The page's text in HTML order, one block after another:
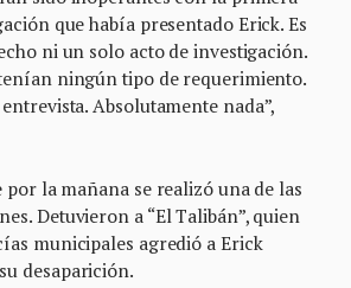
que había presentado Erick. Es
ni un solo acto de investigación.
ningún tipo de requerimiento.
Absolutamente nada”,
por la mañana se realizó una de las
Detuvieron a “El Talibán”, quien
municipales agredió a Erick
desaparición.